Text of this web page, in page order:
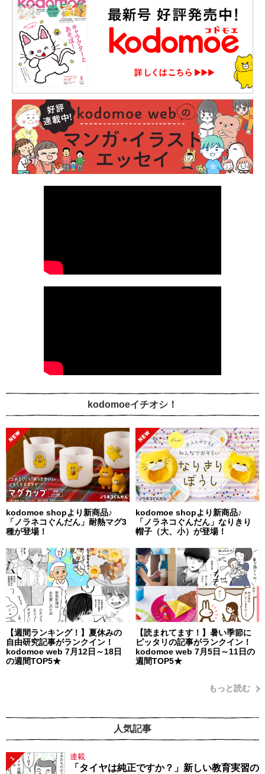
kodomoeイチオシ！
kodomoe shopより新商品♪
「ノラネコぐんだん」耐熱マグ3
種が登場！
kodomoe shopより新商品♪
「ノラネコぐんだん」なりきり
帽子（大、小）が登場！
【週間ランキング！】夏休みの
自由研究記事がランクイン！
kodomoe web 7月12日～18日
の週間TOP5★
【読まれてます！】暑い季節に
ピッタリの記事がランクイン！
kodomoe web 7月5日～11日の
週間TOP5★
もっと読む
人気記事
1 連載
「タイヤは純正ですか？」新しい教育実習の